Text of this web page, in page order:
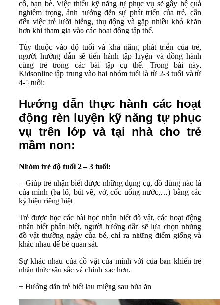
cô, bạn bè. Việc thiếu kỹ năng tự phục vụ sẽ gây hệ quả
nghiêm trọng, ảnh hưởng đến sự phát triển của trẻ, dẫn
đến việc trẻ lười biếng, thụ động và gặp nhiều khó khăn
hơn khi tham gia vào các hoạt động tập thể.
Tùy thuộc vào độ tuổi và khả năng phát triển của trẻ,
người hướng dẫn sẽ tiến hành tập luyện và đồng hành
cùng trẻ trong các bài tập cụ thể. Trong bài này,
Kidsonline tập trung vào hai nhóm tuổi là từ 2-3 tuổi và từ
4-5 tuổi:
Hướng dẫn thực hành các hoạt
động rèn luyện kỹ năng tự phục
vụ trên lớp và tại nhà cho trẻ
mầm non:
Nhóm trẻ độ tuổi 2 – 3 tuổi:
+ Giúp trẻ nhận biết được những dụng cụ, đồ dùng nào là
của mình (ba lô, bút vẽ, vở, cốc uống nước,…) bằng các
ký hiệu riêng biệt
Trẻ được học các bài học nhận biết đồ vật, các hoạt động
nhận biết phân biệt, người hướng dẫn sẽ lựa chọn những
đồ vật thường ngày của bé, chỉ ra những điểm giống và
khác nhau để bé quan sát.
Sự khác nhau của đồ vật của mình với của bạn khiến trẻ
nhận thức sâu sắc và chính xác hơn.
+ Hướng dẫn trẻ biết lau miệng sau bữa ăn